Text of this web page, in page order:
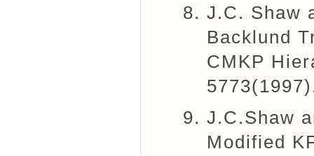
J.C. Shaw
Backlund
CMKP
J.C.Shaw
Modified